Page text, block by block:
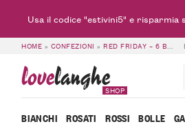
HOME » CONFEZIONI »RED FRIDAY – 6 BOTTIGLIE ALESSANDRO RIVETTO
lovelanghe
SHOP
BIANCHI ROSATI ROSSI BOLLE
Usa il codice "estivini5" e